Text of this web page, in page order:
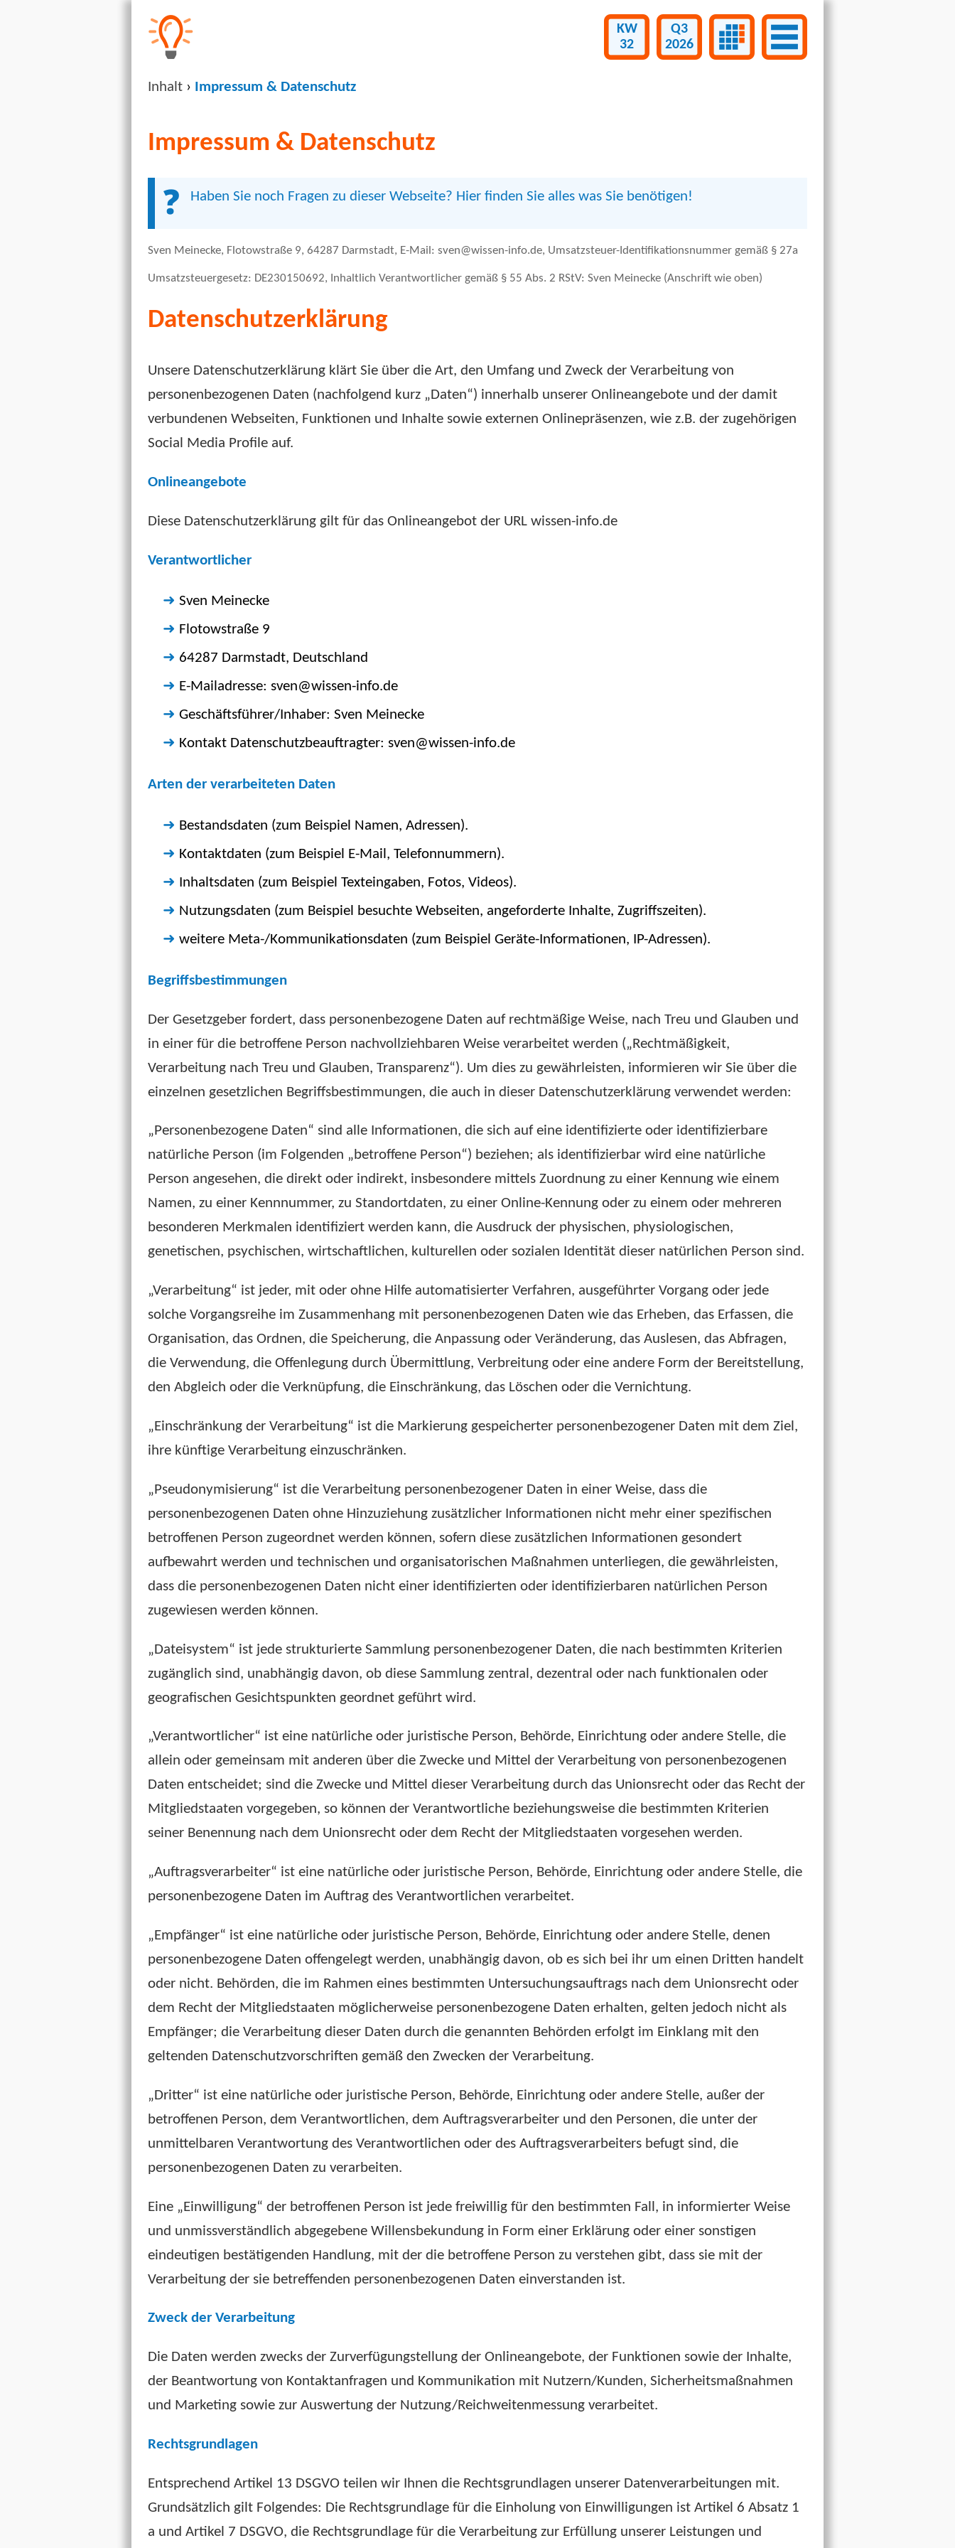
KW
32
Q3
2026
Inhalt › Impressum & Datenschutz
Impressum & Datenschutz
Haben Sie noch Fragen zu dieser Webseite? Hier finden Sie alles was Sie benötigen!
Sven Meinecke, Flotowstraße 9, 64287 Darmstadt, E-Mail: sven@wissen-info.de, Umsatzsteuer-Identifikationsnummer gemäß § 27a
Umsatzsteuergesetz: DE230150692, Inhaltlich Verantwortlicher gemäß § 55 Abs. 2 RStV: Sven Meinecke (Anschrift wie oben)
Datenschutzerklärung
Unsere Datenschutzerklärung klärt Sie über die Art, den Umfang und Zweck der Verarbeitung von
personenbezogenen Daten (nachfolgend kurz „Daten“) innerhalb unserer Onlineangebote und der damit
verbundenen Webseiten, Funktionen und Inhalte sowie externen Onlinepräsenzen, wie z.B. der zugehörigen
Social Media Profile auf.
Onlineangebote
Diese Datenschutzerklärung gilt für das Onlineangebot der URL wissen-info.de
Verantwortlicher
Sven Meinecke
Flotowstraße 9
64287 Darmstadt, Deutschland
E-Mailadresse: sven@wissen-info.de
Geschäftsführer/Inhaber: Sven Meinecke
Kontakt Datenschutzbeauftragter: sven@wissen-info.de
Arten der verarbeiteten Daten
Bestandsdaten (zum Beispiel Namen, Adressen).
Kontaktdaten (zum Beispiel E-Mail, Telefonnummern).
Inhaltsdaten (zum Beispiel Texteingaben, Fotos, Videos).
Nutzungsdaten (zum Beispiel besuchte Webseiten, angeforderte Inhalte, Zugriffszeiten).
weitere Meta-/Kommunikationsdaten (zum Beispiel Geräte-Informationen, IP-Adressen).
Begriffsbestimmungen
Der Gesetzgeber fordert, dass personenbezogene Daten auf rechtmäßige Weise, nach Treu und Glauben und
in einer für die betroffene Person nachvollziehbaren Weise verarbeitet werden („Rechtmäßigkeit,
Verarbeitung nach Treu und Glauben, Transparenz“). Um dies zu gewährleisten, informieren wir Sie über die
einzelnen gesetzlichen Begriffsbestimmungen, die auch in dieser Datenschutzerklärung verwendet werden:
„Personenbezogene Daten“ sind alle Informationen, die sich auf eine identifizierte oder identifizierbare
natürliche Person (im Folgenden „betroffene Person“) beziehen; als identifizierbar wird eine natürliche
Person angesehen, die direkt oder indirekt, insbesondere mittels Zuordnung zu einer Kennung wie einem
Namen, zu einer Kennnummer, zu Standortdaten, zu einer Online-Kennung oder zu einem oder mehreren
besonderen Merkmalen identifiziert werden kann, die Ausdruck der physischen, physiologischen,
genetischen, psychischen, wirtschaftlichen, kulturellen oder sozialen Identität dieser natürlichen Person sind.
„Verarbeitung“ ist jeder, mit oder ohne Hilfe automatisierter Verfahren, ausgeführter Vorgang oder jede
solche Vorgangsreihe im Zusammenhang mit personenbezogenen Daten wie das Erheben, das Erfassen, die
Organisation, das Ordnen, die Speicherung, die Anpassung oder Veränderung, das Auslesen, das Abfragen,
die Verwendung, die Offenlegung durch Übermittlung, Verbreitung oder eine andere Form der Bereitstellung,
den Abgleich oder die Verknüpfung, die Einschränkung, das Löschen oder die Vernichtung.
„Einschränkung der Verarbeitung“ ist die Markierung gespeicherter personenbezogener Daten mit dem Ziel,
ihre künftige Verarbeitung einzuschränken.
„Pseudonymisierung“ ist die Verarbeitung personenbezogener Daten in einer Weise, dass die
personenbezogenen Daten ohne Hinzuziehung zusätzlicher Informationen nicht mehr einer spezifischen
betroffenen Person zugeordnet werden können, sofern diese zusätzlichen Informationen gesondert
aufbewahrt werden und technischen und organisatorischen Maßnahmen unterliegen, die gewährleisten,
dass die personenbezogenen Daten nicht einer identifizierten oder identifizierbaren natürlichen Person
zugewiesen werden können.
„Dateisystem“ ist jede strukturierte Sammlung personenbezogener Daten, die nach bestimmten Kriterien
zugänglich sind, unabhängig davon, ob diese Sammlung zentral, dezentral oder nach funktionalen oder
geografischen Gesichtspunkten geordnet geführt wird.
„Verantwortlicher“ ist eine natürliche oder juristische Person, Behörde, Einrichtung oder andere Stelle, die
allein oder gemeinsam mit anderen über die Zwecke und Mittel der Verarbeitung von personenbezogenen
Daten entscheidet; sind die Zwecke und Mittel dieser Verarbeitung durch das Unionsrecht oder das Recht der
Mitgliedstaaten vorgegeben, so können der Verantwortliche beziehungsweise die bestimmten Kriterien
seiner Benennung nach dem Unionsrecht oder dem Recht der Mitgliedstaaten vorgesehen werden.
„Auftragsverarbeiter“ ist eine natürliche oder juristische Person, Behörde, Einrichtung oder andere Stelle, die
personenbezogene Daten im Auftrag des Verantwortlichen verarbeitet.
„Empfänger“ ist eine natürliche oder juristische Person, Behörde, Einrichtung oder andere Stelle, denen
personenbezogene Daten offengelegt werden, unabhängig davon, ob es sich bei ihr um einen Dritten handelt
oder nicht. Behörden, die im Rahmen eines bestimmten Untersuchungsauftrags nach dem Unionsrecht oder
dem Recht der Mitgliedstaaten möglicherweise personenbezogene Daten erhalten, gelten jedoch nicht als
Empfänger; die Verarbeitung dieser Daten durch die genannten Behörden erfolgt im Einklang mit den
geltenden Datenschutzvorschriften gemäß den Zwecken der Verarbeitung.
„Dritter“ ist eine natürliche oder juristische Person, Behörde, Einrichtung oder andere Stelle, außer der
betroffenen Person, dem Verantwortlichen, dem Auftragsverarbeiter und den Personen, die unter der
unmittelbaren Verantwortung des Verantwortlichen oder des Auftragsverarbeiters befugt sind, die
personenbezogenen Daten zu verarbeiten.
Eine „Einwilligung“ der betroffenen Person ist jede freiwillig für den bestimmten Fall, in informierter Weise
und unmissverständlich abgegebene Willensbekundung in Form einer Erklärung oder einer sonstigen
eindeutigen bestätigenden Handlung, mit der die betroffene Person zu verstehen gibt, dass sie mit der
Verarbeitung der sie betreffenden personenbezogenen Daten einverstanden ist.
Zweck der Verarbeitung
Die Daten werden zwecks der Zurverfügungstellung der Onlineangebote, der Funktionen sowie der Inhalte,
der Beantwortung von Kontaktanfragen und Kommunikation mit Nutzern/Kunden, Sicherheitsmaßnahmen
und Marketing sowie zur Auswertung der Nutzung/Reichweitenmessung verarbeitet.
Rechtsgrundlagen
Entsprechend Artikel 13 DSGVO teilen wir Ihnen die Rechtsgrundlagen unserer Datenverarbeitungen mit.
Grundsätzlich gilt Folgendes: Die Rechtsgrundlage für die Einholung von Einwilligungen ist Artikel 6 Absatz 1
a und Artikel 7 DSGVO, die Rechtsgrundlage für die Verarbeitung zur Erfüllung unserer Leistungen und